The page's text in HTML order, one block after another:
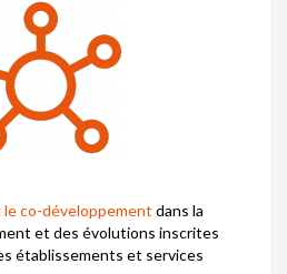
co-développement dans la
et des évolutions inscrites
établissements et services